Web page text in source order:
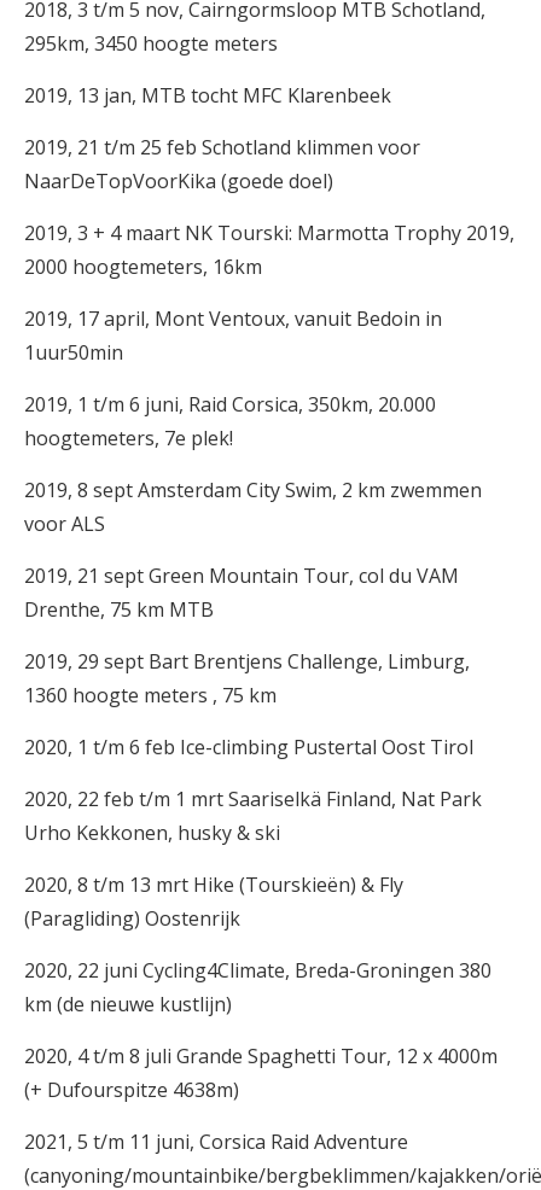
2018, 3 t/m 5 nov, Cairngormsloop MTB Schotland,
295km, 3450 hoogte meters
2019, 13 jan, MTB tocht MFC Klarenbeek
2019, 21 t/m 25 feb Schotland klimmen voor
NaarDeTopVoorKika (goede doel)
2019, 3 + 4 maart NK Tourski: Marmotta Trophy 2019,
2000 hoogtemeters, 16km
2019, 17 april, Mont Ventoux, vanuit Bedoin in
1uur50min
2019, 1 t/m 6 juni, Raid Corsica, 350km, 20.000
hoogtemeters, 7e plek!
2019, 8 sept Amsterdam City Swim, 2 km zwemmen
voor ALS
2019, 21 sept Green Mountain Tour, col du VAM
Drenthe, 75 km MTB
2019, 29 sept Bart Brentjens Challenge, Limburg,
1360 hoogte meters , 75 km
2020, 1 t/m 6 feb Ice-climbing Pustertal Oost Tirol
2020, 22 feb t/m 1 mrt Saariselkä Finland, Nat Park
Urho Kekkonen, husky & ski
2020, 8 t/m 13 mrt Hike (Tourskieën) & Fly
(Paragliding) Oostenrijk
2020, 22 juni Cycling4Climate, Breda-Groningen 380
km (de nieuwe kustlijn)
2020, 4 t/m 8 juli Grande Spaghetti Tour, 12 x 4000m
(+ Dufourspitze 4638m)
2021, 5 t/m 11 juni, Corsica Raid Adventure
(canyoning/mountainbike/bergbeklimmen/kajakken/